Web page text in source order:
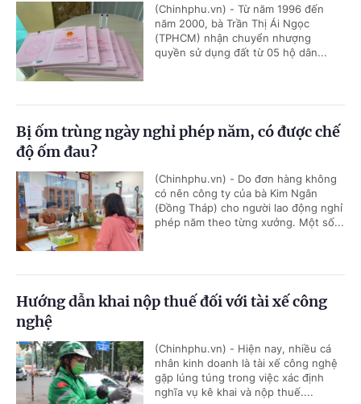
(Chinhphu.vn) - Từ năm 1996 đến
năm 2000, bà Trần Thị Ái Ngọc
(TPHCM) nhận chuyển nhượng
quyền sử dụng đất từ 05 hộ dân...
Bị ốm trùng ngày nghỉ phép năm, có được chế
độ ốm đau?
(Chinhphu.vn) - Do đơn hàng không
có nên công ty của bà Kim Ngân
(Đồng Tháp) cho người lao động nghỉ
phép năm theo từng xưởng. Một số...
Hướng dẫn khai nộp thuế đối với tài xế công
nghệ
(Chinhphu.vn) - Hiện nay, nhiều cá
nhân kinh doanh là tài xế công nghệ
gặp lúng túng trong việc xác định
nghĩa vụ kê khai và nộp thuế....